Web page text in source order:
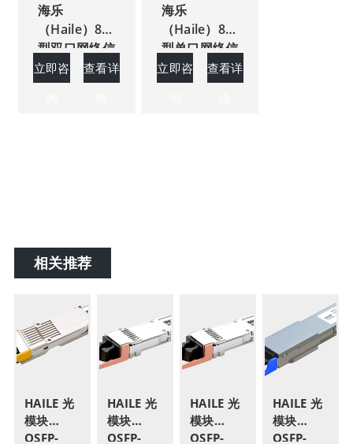
海乐
（Haile）86
型双口网络信
息面板HT-
8602 网线插
立即咨
查看详
海乐
（Haile）86
型单口网络信
息面板HT-
8601 网线插
立即咨
查看详
相关推荐
HAILE 光
模块
OSFP-
HAILE 光
模块
OSFP-
HAILE 光
模块
OSFP-
HAILE 光
模块
QSFP-